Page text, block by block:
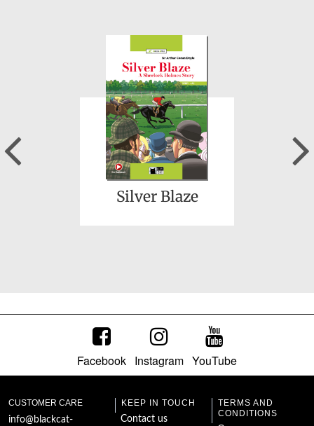
Christmas Carol (A)
Frankenstein
Silver Blaze
Previous
Facebook Instagram YouTube